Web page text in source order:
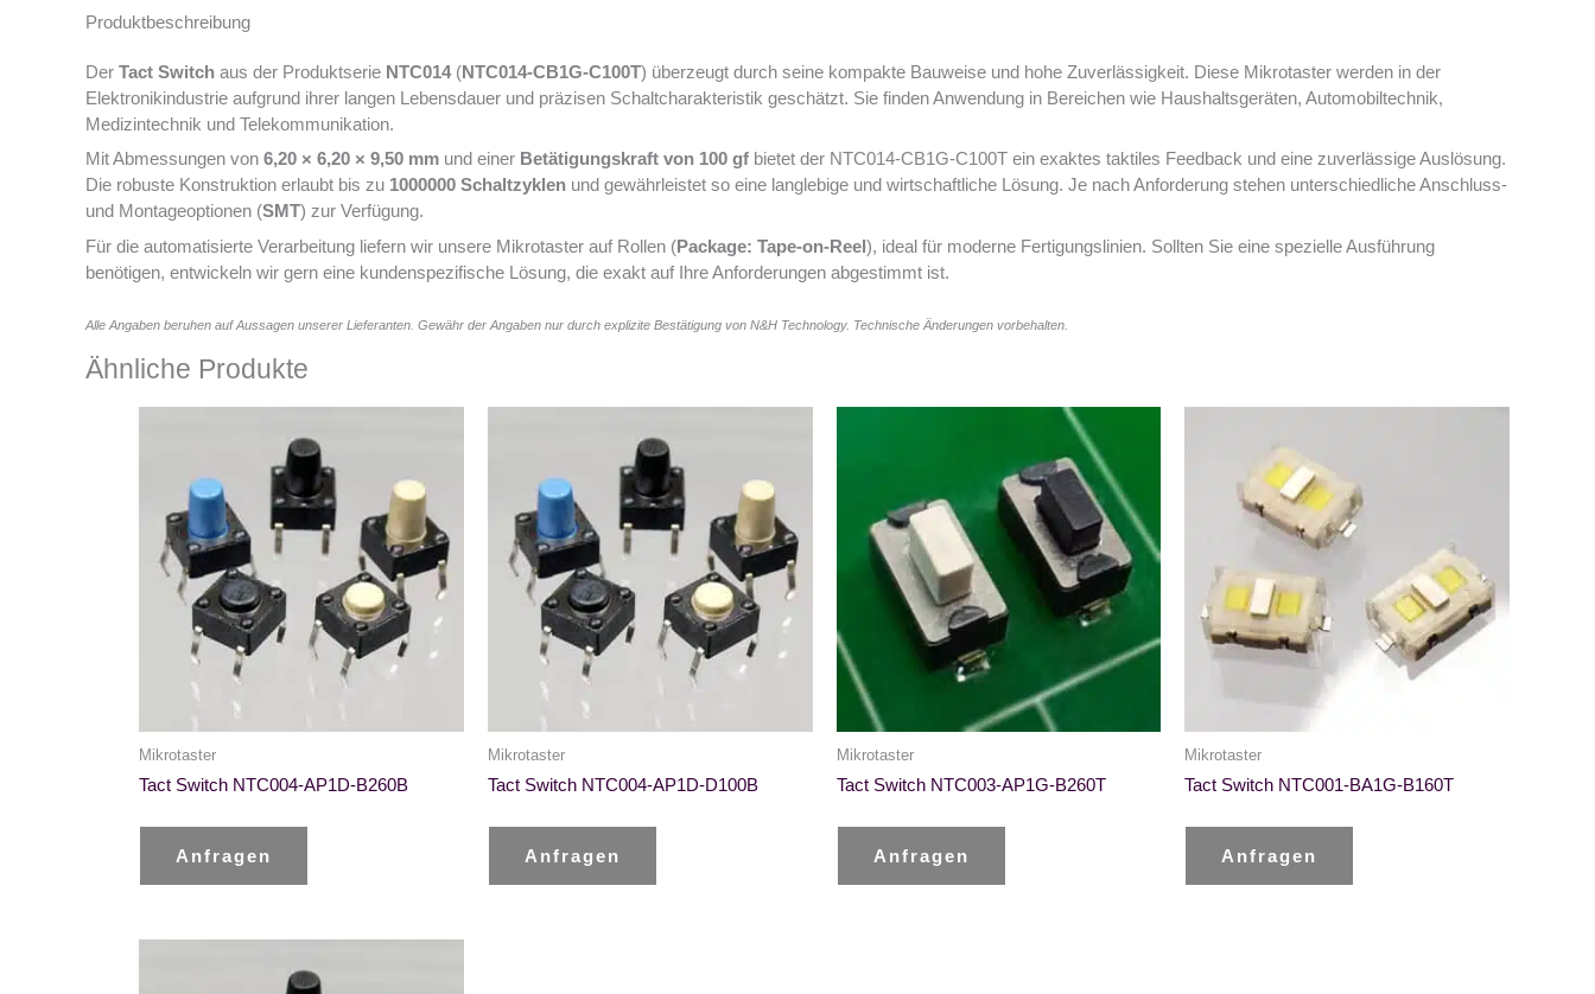
Produktbeschreibung
Der Tact Switch aus der Produktserie NTC014(NTC014-CB1G-C100T) überzeugt durch seine kompakte Bauweise und hohe Zuverlässigkeit. Diese Mikrotaster werden in der
Elektronikindustrie aufgrund ihrer langen Lebensdauer und präzisen Schaltcharakteristik geschätzt. Sie finden Anwendung in Bereichen wie Haushaltsgeräten, Automobiltechnik,
Medizintechnik und Telekommunikation.
Mit Abmessungen von 6,20 × 6,20 × 9,50 mm und einer Betätigungskraft von 100 gf bietet der NTC014-CB1G-C100T ein exaktes taktiles Feedback und eine zuverlässige Auslösung.
Die robuste Konstruktion erlaubt bis zu 1000000 Schaltzyklen und gewährleistet so eine langlebige und wirtschaftliche Lösung. Je nach Anforderung stehen unterschiedliche Anschluss-
und Montageoptionen (SMT) zur Verfügung.
Für die automatisierte Verarbeitung liefern wir unsere Mikrotaster auf Rollen (Package: Tape-on-Reel), ideal für moderne Fertigungslinien. Sollten Sie eine spezielle Ausführung
benötigen, entwickeln wir gern eine kundenspezifische Lösung, die exakt auf Ihre Anforderungen abgestimmt ist.
Alle Angaben beruhen auf Aussagen unserer Lieferanten. Gewähr der Angaben nur durch explizite Bestätigung von N&H Technology. Technische Änderungen vorbehalten.
Ähnliche Produkte
Mikrotaster
Tact Switch NTC004-AP1D-B260B
Anfragen
Mikrotaster
Tact Switch NTC004-AP1D-D100B
Anfragen
Mikrotaster
Tact Switch NTC003-AP1G-B260T
Anfragen
Mikrotaster
Tact Switch NTC001-BA1G-B160T
Anfragen